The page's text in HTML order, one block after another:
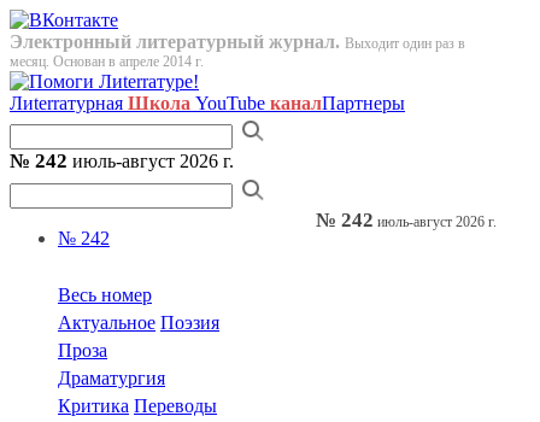
Электронный литературный журнал. Выходит один раз в
месяц. Основан в апреле 2014 г.
Лиterraтурная Школа YouTube каналПартнеры
№ 242 июль-август 2026 г.
№ 242
Весь номер
Актуальное Поэзия
Проза
Драматургия
Критика Переводы
№ 242 июль-август 2026 г.